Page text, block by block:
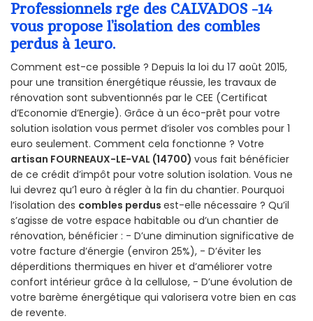
Professionnels rge des CALVADOS -14
vous propose l’isolation des combles
perdus à 1euro.
Comment est-ce possible ? Depuis la loi du 17 août 2015,
pour une transition énergétique réussie, les travaux de
rénovation sont subventionnés par le CEE (Certificat
d’Economie d’Energie). Grâce à un éco-prêt pour votre
solution isolation vous permet d’isoler vos combles pour 1
euro seulement. Comment cela fonctionne ? Votre
artisan FOURNEAUX-LE-VAL (14700) vous fait bénéficier
de ce crédit d’impôt pour votre solution isolation. Vous ne
lui devrez qu’1 euro à régler à la fin du chantier. Pourquoi
l’isolation des combles perdus est-elle nécessaire ? Qu’il
s’agisse de votre espace habitable ou d’un chantier de
rénovation, bénéficier : - D’une diminution significative de
votre facture d’énergie (environ 25%), - D’éviter les
déperditions thermiques en hiver et d’améliorer votre
confort intérieur grâce à la cellulose, - D’une évolution de
votre barème énergétique qui valorisera votre bien en cas
de revente.